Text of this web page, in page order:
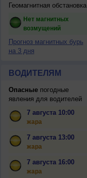
Геомагнитная обстановка
Нет магнитных
возмущений
Прогноз магнитных бурь
на 3 дня
ВОДИТЕЛЯМ
Опасныепогодные
явления для водителей
7 августа 10:00
жара
7 августа 13:00
жара
7 августа 16:00
жара